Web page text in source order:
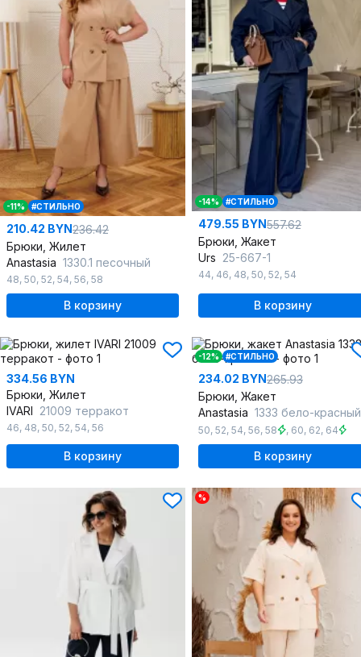
-11% #СТИЛЬНО
210.42 BYN236.42
Брюки, Жилет
Anastasia 1330.1 песочный
48, 50, 52, 54, 56, 58
В корзину
-14% #СТИЛЬНО
479.55 BYN557.62
Брюки, Жакет
Urs 25-667-1
44, 46, 48, 50, 52, 54
В корзину
334.56 BYN
Брюки, Жилет
IVARI 21009 терракот
46, 48, 50, 52, 54, 56
В корзину
-12% #СТИЛЬНО
234.02 BYN265.93
Брюки, Жакет
Anastasia 1333 бело-красный
50, 52, 54, 56, 58 , 60, 62, 64
В корзину
%